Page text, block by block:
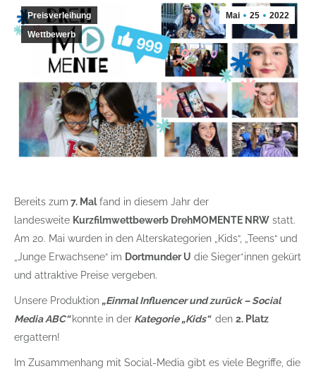
Mai 25 2022
Preisverleihung
Wettbewerb
Bereits zum 7. Malfand in diesem Jahr der
landesweite Kurzfilmwettbewerb DrehMOMENTE NRW statt.
Am 20. Mai wurden in den Alterskategorien „Kids“, „Teens“ und
„Junge Erwachsene“ im Dortmunder U die Sieger*innen gekürt
und attraktive Preise vergeben.
Unsere Produktion „Einmal Influencer und zurück – Social
Media ABC“konnte in der Kategorie „Kids“ den 2. Platz
ergattern!
Im Zusammenhang mit Social-Media gibt es viele Begriffe, die